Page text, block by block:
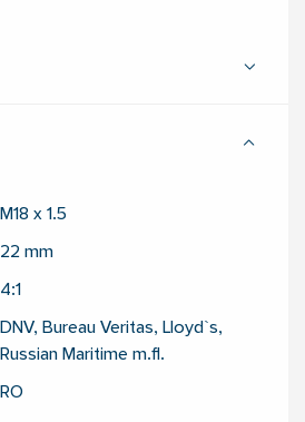
M18 x 1.5
22 mm
4:1
DNV, Bureau Veritas, Lloyd`s,
Russian Maritime m.fl.
RO